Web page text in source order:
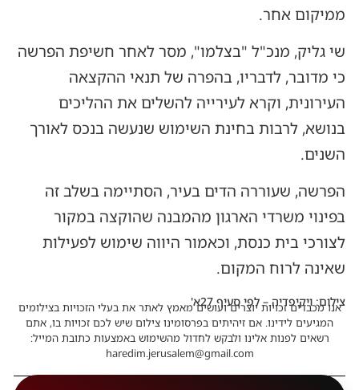
ממיקום אחר.
שי גליק, מנכ"ל "בצלמו", מסר לאחר חשיפת הפרשה
כי מדובר, לדבריו, בהפרה של תנאי ההקצאה
העירונית, וקרא לעירייה להשלים את ההליכים
בנושא, לרבות בחינת השימוש שנעשה בנכס לאורך
השנים.
הפרשה, שעוררה הדים בעיר, הסתיימה בשלב זה
בפינוי משרדי הארגון מהמבנה שהוקצה במקור
לצורכי בית כנסת, וכאמור היווה שימוש לפעילות
שאינה לרוח המקום.
צילום: ויקיפדיה – לפי סעיף 27א'
אנו מכבדים זכויות יוצרים ועושים מאמץ לאתר את בעלי הזכויות בצילומים
המגיעים לידינו. אם זיהיתים בפרסומינו צילום שיש לכם זכויות בו, אתם
רשאים לפנות אלינו ולבקש לחדול מהשימוש באמצעות כתובת המייל:
haredim.jerusalem@gmail.com